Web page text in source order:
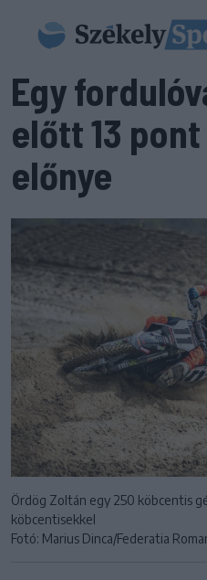
Egy
előtt 13
előnye
Ördög Zoltán egy 250 köbcentis
köbcentisekkel
Fotó: Marius Dinca/Federatia